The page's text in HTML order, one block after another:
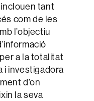
tant
com de les
l’objectiu
a la totalitat
i investigadora
d’on
la seva